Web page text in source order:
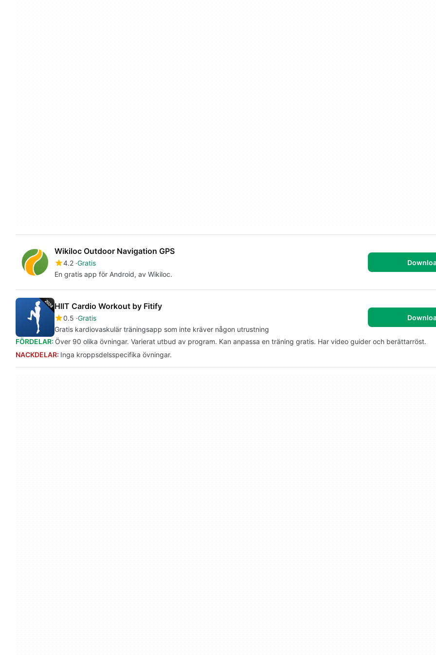
Wikiloc Outdoor Navigation GPS
4.2 Gratis
En gratis app för Android, av Wikiloc.
HIIT Cardio Workout by Fitify
0.5 Gratis
Gratis kardiovaskulär träningsapp som inte kräver någon utrustning
FÖRDELAR: Över 90 olika övningar. Varierat utbud av program. Kan anpassa en träning gratis. Har video guider och berättarröst.
NACKDELAR: Inga kroppsdelsspecifika övningar.